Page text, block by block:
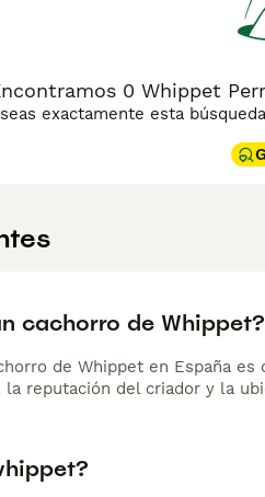
0 Whippet
exactamente esta
cachorro de Whippet?
de Whippet en España
reputación del criador y la